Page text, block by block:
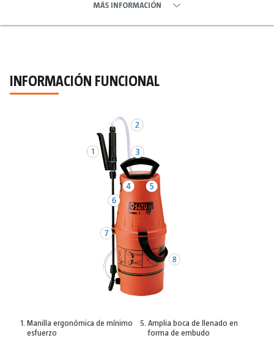
MÁS INFORMACIÓN
INFORMACIÓN FUNCIONAL
Manilla ergonómica de mínimo
esfuerzo
Amplia boca de llenado en
forma de embudo